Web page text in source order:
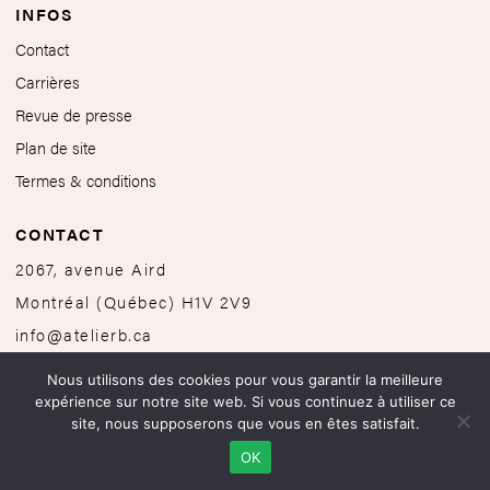
INFOS
Contact
Carrières
Revue de presse
Plan de site
Termes & conditions
CONTACT
2067, avenue Aird
Montréal (Québec) H1V 2V9
info@atelierb.ca
Nous utilisons des cookies pour vous garantir la meilleure
expérience sur notre site web. Si vous continuez à utiliser ce
site, nous supposerons que vous en êtes satisfait.
OK